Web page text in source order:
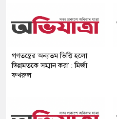
গণতন্ত্রের অন্যতম ভিত্তি হলো
ভিন্নমতকে সম্মান করা : মির্জা
ফখরুল